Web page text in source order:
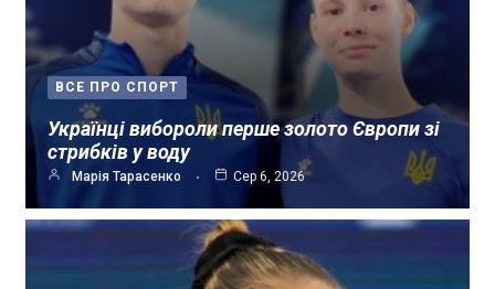
ВСЕ ПРО СПОРТ
Українці вибороли перше золото Європи зі
стрибків у воду
Марія Тарасенко Сер 6, 2026